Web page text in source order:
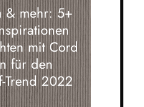
& mehr: 5+
mit Cord
für den
Trend 2022